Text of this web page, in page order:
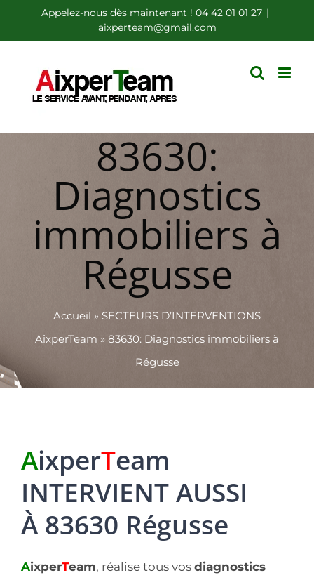
au
contenu
Appelez-nous dès maintenant ! 04 42 01 01 27 |
aixperteam@gmail.com
83630:
Diagnostics
immobiliers à
Régusse
Accueil » SECTEURS D’INTERVENTIONS
AixperTeam » 83630: Diagnostics immobiliers à
Régusse
AixperTeam
INTERVIENT AUSSI
À 83630 Régusse
AixperTeam, réalise tous vos diagnostics